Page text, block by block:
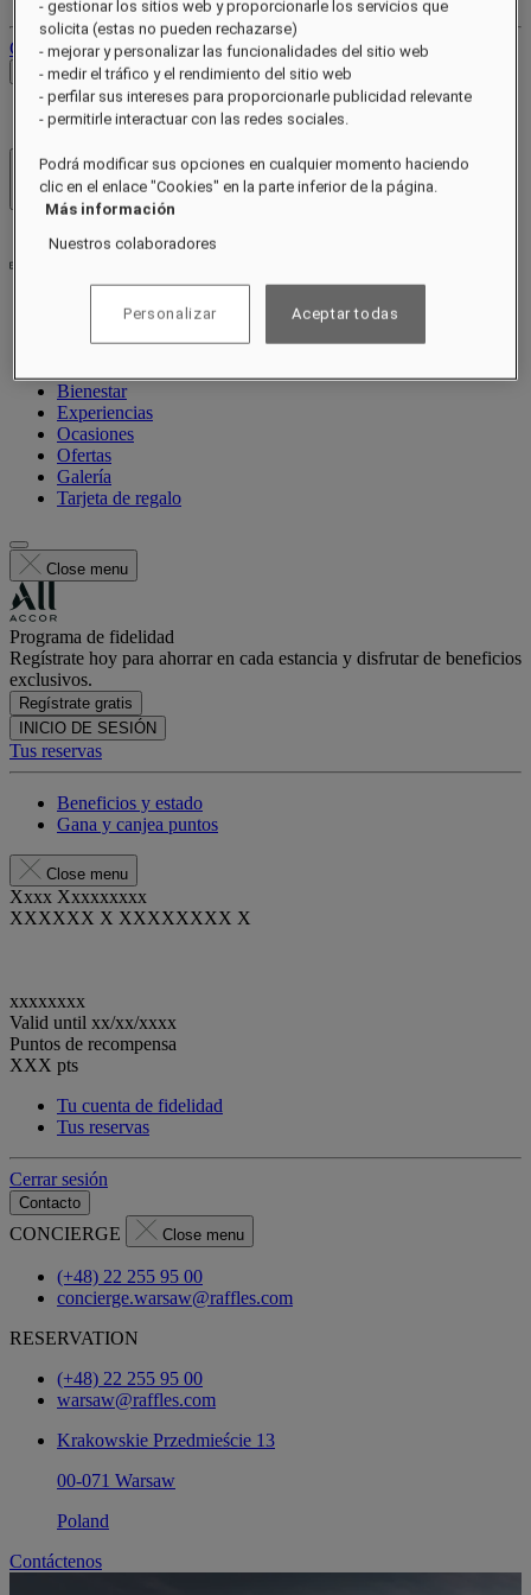
Cerrar sesión
Ver tarifas
Hoteles y resorts
Abrir menú
Habitaciones y suites
Bienestar
Experiencias
Ocasiones
Ofertas
Galería
Tarjeta de regalo
Close menu
Programa de fidelidad
Regístrate hoy para ahorrar en cada estancia y disfrutar de beneficios
exclusivos.
Regístrate gratis
INICIO DE SESIÓN
Tus reservas
Beneficios y estado
Gana y canjea puntos
Close menu
Xxxx Xxxxxxxxx
XXXXXX X XXXXXXXX X
xxxxxxxx
Valid until xx/xx/xxxx
Puntos de recompensa
XXX pts
Tu cuenta de fidelidad
Tus reservas
Cerrar sesión
Contacto
CONCIERGE Close menu
(+48) 22 255 95 00
concierge.warsaw@raffles.com
RESERVATION
(+48) 22 255 95 00
warsaw@raffles.com
Krakowskie Przedmieście 13
00-071 Warsaw
Poland
Contáctenos
- gestionar los sitios web y proporcionarle los servicios que
solicita (estas no pueden rechazarse)
- mejorar y personalizar las funcionalidades del sitio web
- medir el tráfico y el rendimiento del sitio web
- perfilar sus intereses para proporcionarle publicidad relevante
- permitirle interactuar con las redes sociales.
Podrá modificar sus opciones en cualquier momento haciendo
clic en el enlace "Cookies" en la parte inferior de la página.
Más información
Nuestros colaboradores
Personalizar Aceptar todas